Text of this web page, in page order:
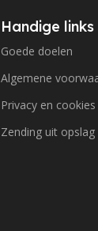
Handige links
Goede doelen
Algemene
Privacy en cookies
Zending uit opslag